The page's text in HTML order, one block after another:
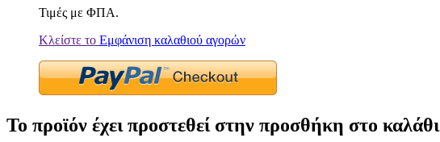
Τιμές με ΦΠΑ.
Κλείστε το Εμφάνιση καλαθιού αγορών
Το προϊόν έχει προστεθεί στην προσθήκη στο καλάθι